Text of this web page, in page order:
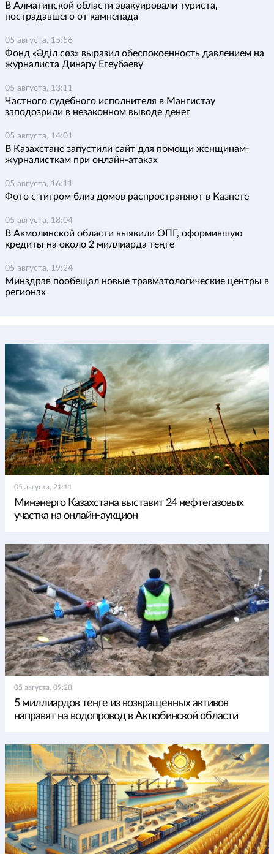
В Алматинской области эвакуировали туриста,
пострадавшего от камнепада
05 августа, 15:56
Фонд «Әділ сөз» выразил обеспокоенность давлением на
журналиста Динару Егеубаеву
05 августа, 13:11
Частного судебного исполнителя в Мангистау
заподозрили в незаконном выводе денег
05 августа, 14:01
В Казахстане запустили сайт для помощи женщинам-
журналисткам при онлайн-атаках
05 августа, 16:11
Фото с тигром близ домов распространяют в Казнете
05 августа, 18:04
В Акмолинской области выявили ОПГ, оформившую
кредиты на около 2 миллиарда теңге
05 августа, 19:24
Минздрав пообещал новые травматологические центры в
регионах
05 августа, 21:11
Минэнерго Казахстана выставит 24 нефтегазовых
участка на онлайн-аукцион
05 августа, 09:28
5 миллиардов теңге из возвращенных активов
направят на водопровод в Актюбинской области